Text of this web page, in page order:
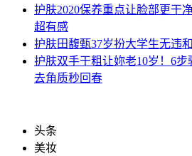
护肤2020保养重点让脸部更干
超有感
护肤田馥甄37岁扮大学生无违
护肤双手干粗让妳老10岁！6步
去角质秒回春
头条
美妆